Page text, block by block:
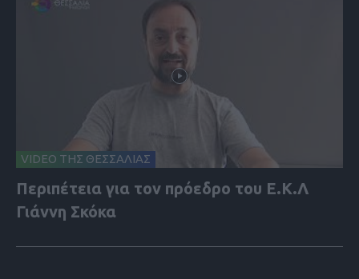
VIDEO ΤΗΣ ΘΕΣΣΑΛΙΑΣ
Περιπέτεια για τον πρόεδρο του Ε.Κ.Λ
Γιάννη Σκόκα